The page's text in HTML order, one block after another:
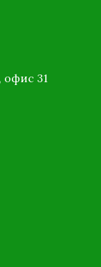
офис 31